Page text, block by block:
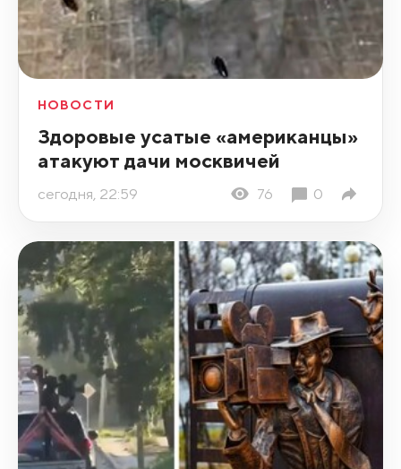
НОВОСТИ
Здоровые усатые «американцы»
атакуют дачи москвичей
сегодня, 22:59 76 0